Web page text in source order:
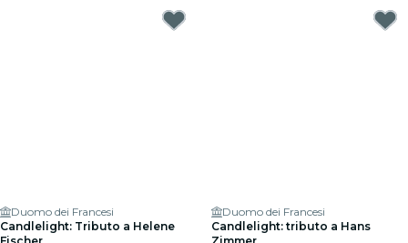
Duomo dei Francesi
Candlelight: Tributo a Helene
Duomo dei Francesi
Candlelight: tributo a Hans